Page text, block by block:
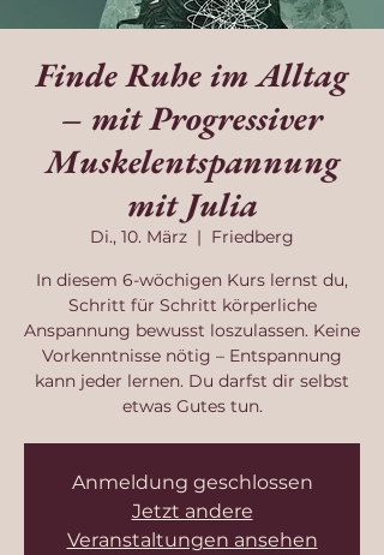
Finde Ruhe im Alltag
– mit Progressiver
Muskelentspannung
mit Julia
Di., 10. März
  |
Friedberg
In diesem 6-wöchigen Kurs lernst du,
Schritt für Schritt körperliche
Anspannung bewusst loszulassen. Keine
Vorkenntnisse nötig – Entspannung
kann jeder lernen. Du darfst dir selbst
etwas Gutes tun.
Anmeldung geschlossen
Jetzt andere
Veranstaltungen ansehen